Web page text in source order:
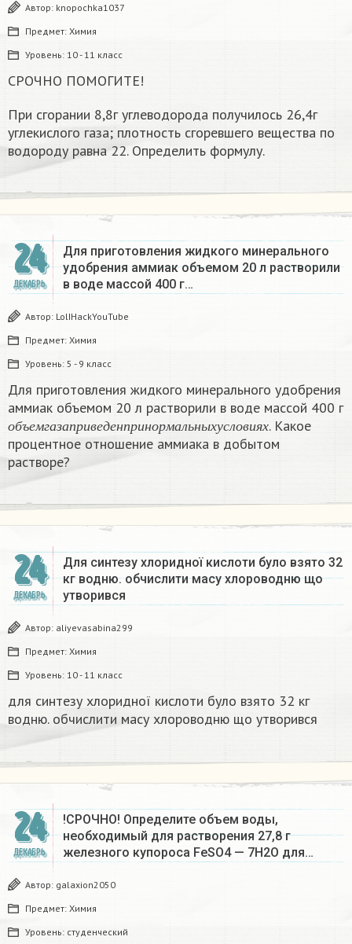
Автор: knopochka1037
Предмет: Химия
Уровень: 10 - 11 класс
СРОЧНО ПОМОГИТЕ!
При сгорании 8,8г углеводорода получилось 26,4г
углекислого газа; плотность сгоревшего вещества по
водороду равна 22. Определить формулу.
24
ДЕКАБРЬ
Для приготовления жидкого минерального
удобрения аммиак объемом 20 л растворили
в воде массой 400 г…
Автор: LolIHackYouTube
Предмет: Химия
Уровень: 5 - 9 класс
Для приготовления жидкого минерального удобрения
аммиак объемом 20 л растворили в воде массой 400 г
о б ъемг а з а п р и в е д е н п р и н о рмал ьн ых у сл о в иях
объемгазаприведен пр инормальных условиях
. Какое
процентное отношение аммиака в добытом
растворе?
24
ДЕКАБРЬ
Для синтезу хлоридної кислоти було взято 32
кг водню. обчислити масу хлороводню що
утворився​
Автор: aliyevasabina299
Предмет: Химия
Уровень: 10 - 11 класс
для синтезу хлоридної кислоти було взято 32 кг
водню. обчислити масу хлороводню що утворився​
24
ДЕКАБРЬ
!СРОЧНО! Определите объем воды,
необходимый для растворения 27,8 г
железного купороса FeSO4 — 7Н2О для…
Автор: galaxion2050
Предмет: Химия
Уровень: студенческий